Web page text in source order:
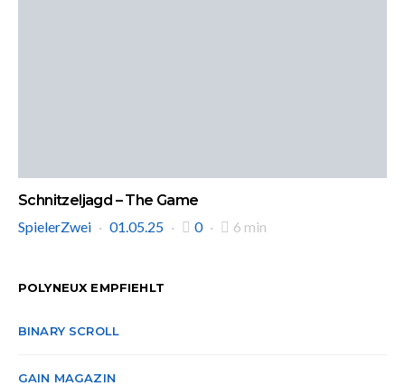
Schnitzeljagd – The Game
SpielerZwei
01.05.25 0 6 min
POLYNEUX EMPFIEHLT
BINARY SCROLL
GAIN MAGAZIN